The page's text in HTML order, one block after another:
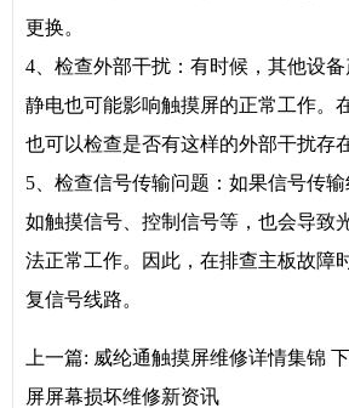
更换。
4、检查外部干扰：有时候，其他设
静电也可能影响触摸屏的正常工作。
也可以检查是否有这样的外部干扰存在
5、检查信号传输问题：如果信号传
如触摸信号、控制信号等，也会导致
法正常工作。因此，在排查主板故障
复信号线路。
上一篇: 威纶通触摸屏维修详情集锦
屏屏幕损坏维修新资讯